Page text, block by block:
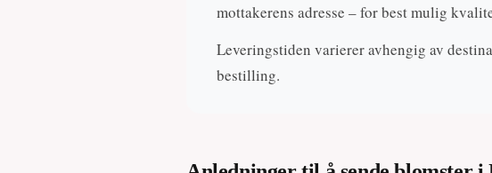
mottakerens adresse – for best mulig
Leveringstiden varierer avhengig av
bestilling.